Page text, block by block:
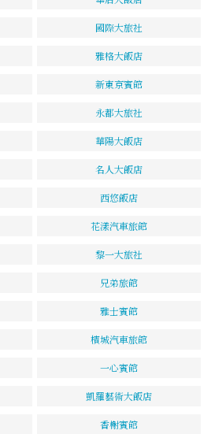
國際大旅社
雅格大飯店
新東京賓館
永都大旅社
華陽大飯店
名人大飯店
西悠飯店
花漾汽車旅館
黎一大旅社
兄弟旅館
雅士賓館
檳城汽車旅館
一心賓館
凱羅藝術大飯店
香榭賓館